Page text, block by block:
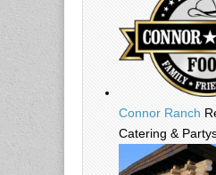
Connor Ranch
Catering &